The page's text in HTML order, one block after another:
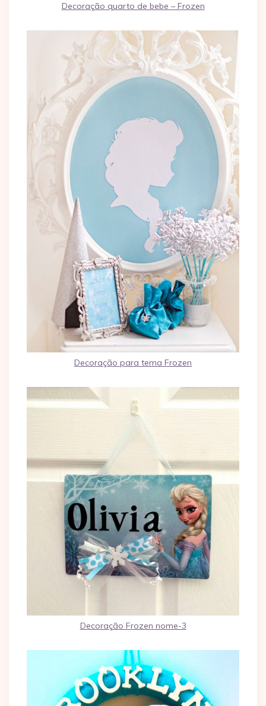
Decoração quarto de bebe – Frozen
Decoração para tema Frozen
Decoração Frozen nome-3